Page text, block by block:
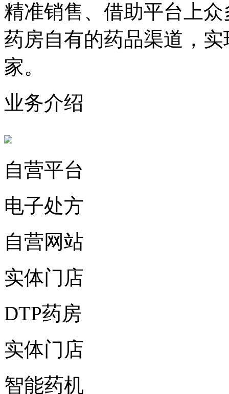
精准销售、借助平台上
药房自有的药品渠道，
家。
业务介绍
自营平台
电子处方
自营网站
实体门店
DTP药房
实体门店
智能药机